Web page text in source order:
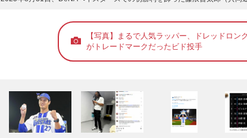
【写真】まるで人気ラッパー、ドレッドロン
がトレードマークだったビド投手